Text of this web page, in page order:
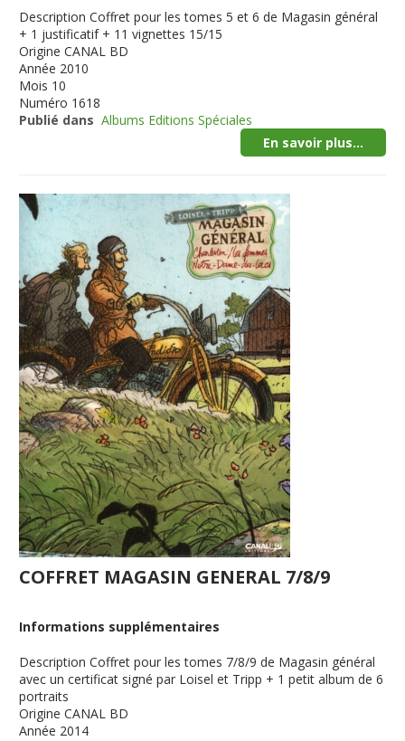
Description Coffret pour les tomes 5 et 6 de Magasin général
+ 1 justificatif + 11 vignettes 15/15
Origine CANAL BD
Année 2010
Mois 10
Numéro 1618
Publié dans Albums Editions Spéciales
En savoir plus...
COFFRET MAGASIN GENERAL 7/8/9
Informations supplémentaires
Description Coffret pour les tomes 7/8/9 de Magasin général
avec un certificat signé par Loisel et Tripp + 1 petit album de 6
portraits
Origine CANAL BD
Année 2014